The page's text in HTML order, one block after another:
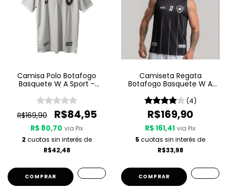
Camisa Polo Botafogo
Basquete W A Sport -
R$169,90 R$84,95
R$ 80,70 via Pix
2 cuotas sin interés de
R$42,48
COMPRAR
Camiseta Regata
Botafogo Basquete W A
Preta
(4)
R$169,90
R$ 161,41 via Pix
5 cuotas sin interés de
R$33,98
COMPRAR